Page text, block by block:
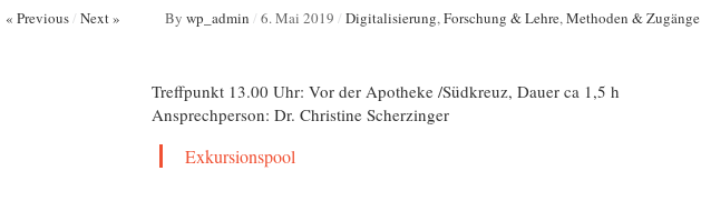
« Previous/ Next » By wp_admin / 6. Mai 2019 / Digitalisierung,Forschung & Lehre,Methoden & Zugänge
Treffpunkt 13.00 Uhr: Vor der Apotheke /Südkreuz, Dauer ca 1,5 h
Ansprechperson: Dr. Christine Scherzinger
Exkursionspool